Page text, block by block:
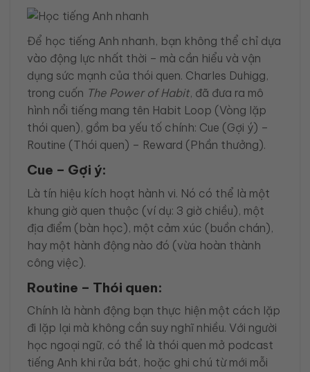
Để học tiếng Anh nhanh, bạn không thể chỉ dựa
vào động lực nhất thời – mà cần hiểu và vận
dụng sức mạnh của thói quen. Charles Duhigg,
trong cuốn The Power of Habit, đã đưa ra mô
hình nổi tiếng mang tên Habit Loop (Vòng lặp
thói quen), gồm ba yếu tố chính: Cue (Gợi ý) –
Routine (Thói quen) – Reward (Phần thưởng).
Cue – Gợi ý:
Là tín hiệu kích hoạt hành vi. Nó có thể là một
khung giờ quen thuộc (ví dụ: 3 giờ chiều), một
địa điểm (bàn học), một cảm xúc (buồn chán),
hay một hành động nào đó (vừa hoàn thành
công việc).
Routine – Thói quen:
Chính là hành động bạn thực hiện một cách lặp
đi lặp lại mà không cần suy nghĩ nhiều. Với người
học ngoại ngữ, có thể là thói quen mở podcast
tiếng Anh khi rửa bát, hoặc ghi chú từ mới mỗi